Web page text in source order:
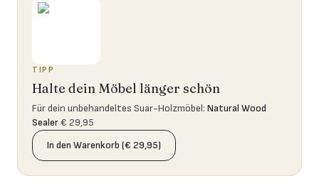
TIPP
Halte dein Möbel länger schön
Für dein unbehandeltes Suar-Holzmöbel: Natural Wood
Sealer€ 29,95
In den Warenkorb (€ 29,95)